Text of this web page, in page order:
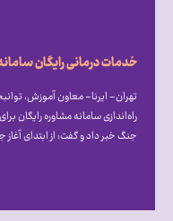
تهران- ایرنا- معاون آموزش،
راه‌اندازی سامانه مشاوره رایگان
جنگ خبر داد و گفت: از ابتدای آغاز جنگ،